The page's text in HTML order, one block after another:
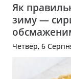
Як
зиму —
Четвер, 6